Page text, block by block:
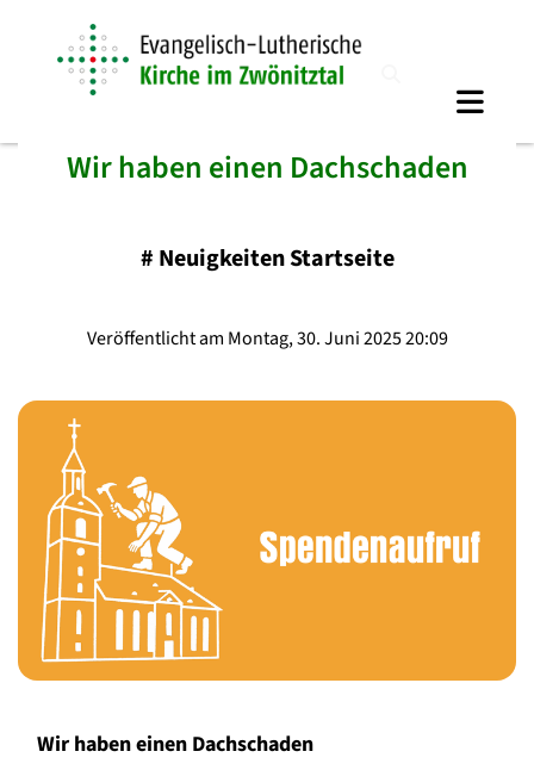
Wir haben einen Dachschaden
# Neuigkeiten Startseite
Veröffentlicht am Montag, 30. Juni 2025 20:09
Wir haben einen Dachschaden